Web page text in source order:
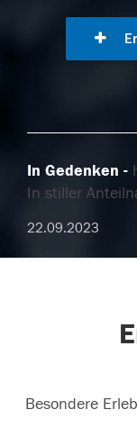
In Gedenken
In stiller
22.09.2023
Besondere